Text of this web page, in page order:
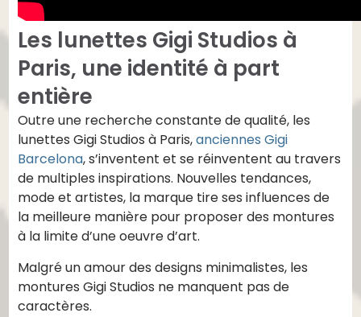
Les lunettes Gigi Studios à
Paris, une identité à part
entière
Outre une recherche constante de qualité, les
lunettes Gigi Studios à Paris,anciennes Gigi
Barcelona, s’inventent et se réinventent au travers
de multiples inspirations. Nouvelles tendances,
mode et artistes, la marque tire ses influences de
la meilleure manière pour proposer des montures
à la limite d’une oeuvre d’art.
Malgré un amour des designs minimalistes, les
montures Gigi Studios ne manquent pas de
caractères.